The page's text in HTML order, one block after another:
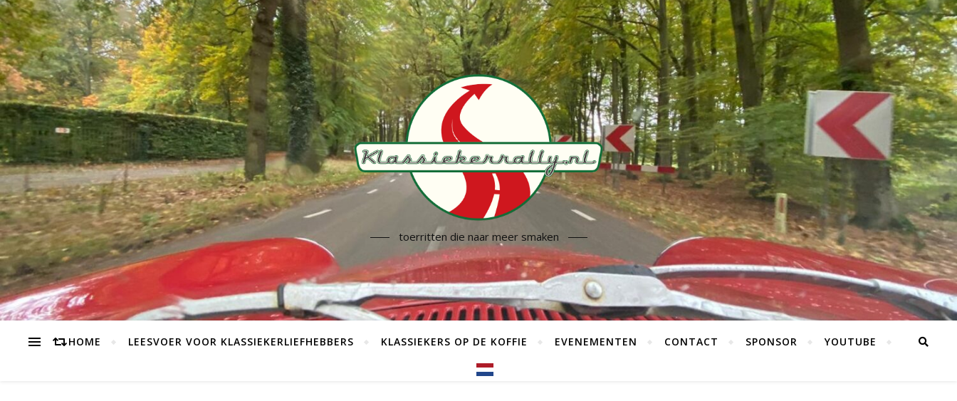
toerritten die naar meer smaken
HOME LEESVOER VOOR KLASSIEKERLIEFHEBBERS KLASSIEKERS OP DE KOFFIE EVENEMENTEN CONTACT SPONSOR YOUTUBE